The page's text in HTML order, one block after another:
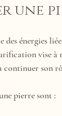
une
énergies
vise à
son
pierre sont :